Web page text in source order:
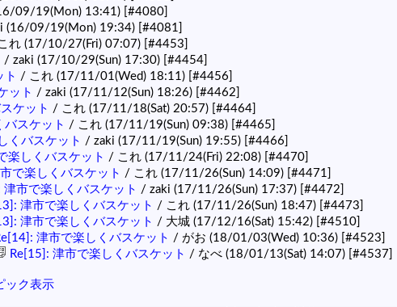
09/19(Mon) 13:41) [#4080]
(16/09/19(Mon) 19:34) [#4081]
れ (17/10/27(Fri) 07:07) [#4453]
/ zaki (17/10/29(Sun) 17:30) [#4454]
ト / これ (17/11/01(Wed) 18:11) [#4456]
ット / zaki (17/11/12(Sun) 18:26) [#4462]
ケット / これ (17/11/18(Sat) 20:57) [#4464]
バスケット / これ (17/11/19(Sun) 09:38) [#4465]
くバスケット / zaki (17/11/19(Sun) 19:55) [#4466]
楽しくバスケット / これ (17/11/24(Fri) 22:08) [#4470]
で楽しくバスケット / これ (17/11/26(Sun) 14:09) [#4471]
津市で楽しくバスケット / zaki (17/11/26(Sun) 17:37) [#4472]
津市で楽しくバスケット / これ (17/11/26(Sun) 18:47) [#4473]
津市で楽しくバスケット / 大城 (17/12/16(Sat) 15:42) [#4510]
津市で楽しくバスケット / がお (18/01/03(Wed) 10:36) [#4523]
Re[15]: 津市で楽しくバスケット / なべ (18/01/13(Sat) 14:07) [#4537]
ック表示